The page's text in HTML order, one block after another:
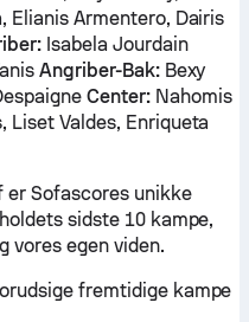
Elianis Armentero, Dairis
Isabela Jourdain
Angriber-Bak:Bexy
Center:Nahomis
Liset Valdes, Enriqueta
er Sofascores unikke
sidste 10 kampe,
vores egen viden.
fremtidige kampe